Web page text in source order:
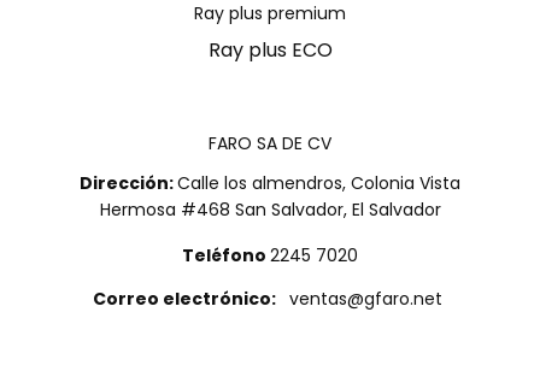
Ray plus premium
Ray plus ECO
FARO SA DE CV
Dirección:Calle los almendros, Colonia Vista
Hermosa #468 San Salvador, El Salvador
Teléfono 2245 7020
Correo electrónico: ventas@gfaro.net